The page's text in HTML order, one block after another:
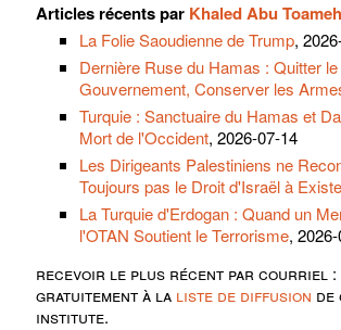
Articles récents par Khaled Abu Toameh
La Folie Saoudienne de Trump,
Dernière Ruse du Hamas : Quitter le
Gouvernement, Conserver les
Turquie : Sanctuaire du Hamas et
Mort de l'Occident, 2026-07-14
Les Dirigeants Palestiniens ne
Toujours pas le Droit d'Israël à
La Turquie d'Erdogan : Quand un
l'OTAN Soutient le Terrorisme,
recevoir le plus récent par courriel :
gratuitement à la liste de diffusion de
institute.